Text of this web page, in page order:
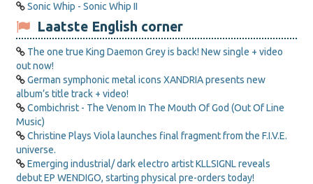
Sonic Whip - Sonic Whip II
Laatste English corner
The one true King Daemon Grey is back! New single + video
out now!
German symphonic metal icons XANDRIA presents new
album’s title track + video!
Combichrist - The Venom In The Mouth Of God (Out Of Line
Music)
Christine Plays Viola launches final fragment from the F.I.V.E.
universe.
Emerging industrial/ dark electro artist KLLSIGNL reveals
debut EP WENDIGO, starting physical pre-orders today!